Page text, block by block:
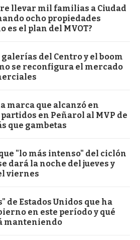
llevar mil familias a Ciudad
ocho propiedades
es el plan del MVOT?
galerías del Centro y el boom
se reconfigura el mercado
marca que alcanzó en
en Peñarol al MVP de
que gambetas
"lo más intenso" del ciclón
dará la noche del jueves y
viernes
de Estados Unidos que ha
en este período y qué
manteniendo